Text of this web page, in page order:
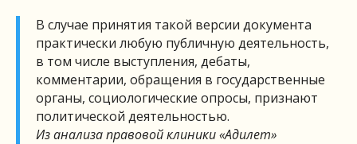
В случае принятия такой версии документа
практически любую публичную деятельность,
в том числе выступления, дебаты,
комментарии, обращения в государственные
органы, социологические опросы, признают
политической деятельностью.
Из анализа правовой клиники «Адилет»